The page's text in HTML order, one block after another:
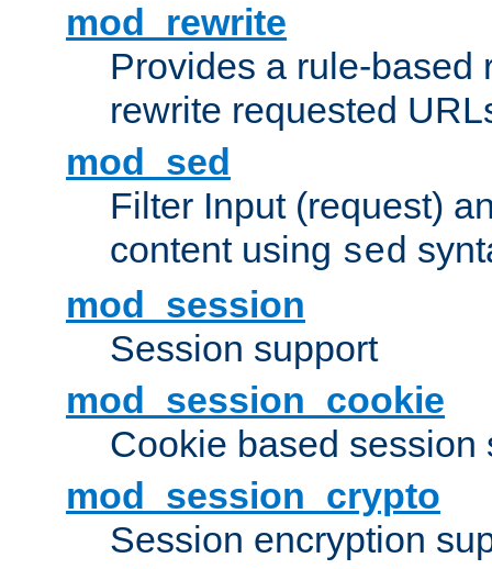
mod_rewrite
Provides a rule-based
rewrite requested
mod_sed
Filter Input (request)
content using sed
mod_session
Session support
mod_session_cookie
Cookie based session
mod_session_crypto
Session encryption